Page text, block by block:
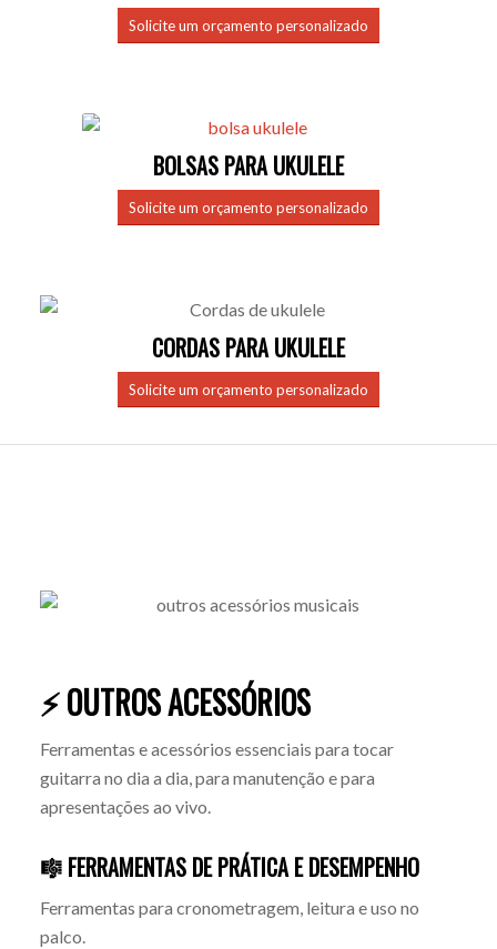
Solicite um orçamento personalizado
BOLSAS PARA UKULELE
Solicite um orçamento personalizado
CORDAS PARA UKULELE
Solicite um orçamento personalizado
⚡ OUTROS ACESSÓRIOS
Ferramentas e acessórios essenciais para tocar
guitarra no dia a dia, para manutenção e para
apresentações ao vivo.
🎼 FERRAMENTAS DE PRÁTICA E DESEMPENHO
Ferramentas para cronometragem, leitura e uso no
palco.